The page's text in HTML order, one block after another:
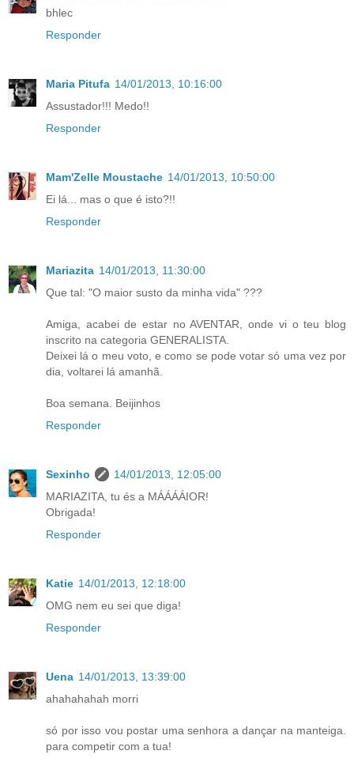
bhlec
Responder
Maria Pitufa 14/01/2013, 10:16:00
Assustador!!! Medo!!
Responder
Mam'Zelle Moustache 14/01/2013, 10:50:00
Ei lá... mas o que é isto?!!
Responder
Mariazita 14/01/2013, 11:30:00
Que tal: "O maior susto da minha vida" ???
Amiga, acabei de estar no AVENTAR, onde vi o teu blog
inscrito na categoria GENERALISTA.
Deixei lá o meu voto, e como se pode votar só uma vez por
dia, voltarei lá amanhã.
Boa semana. Beijinhos
Responder
Sexinho
14/01/2013, 12:05:00
MARIAZITA, tu és a MÁÁÁÁIOR!
Obrigada!
Responder
Katie 14/01/2013, 12:18:00
OMG nem eu sei que diga!
Responder
Uena 14/01/2013, 13:39:00
ahahahahah morri
só por isso vou postar uma senhora a dançar na manteiga.
para competir com a tua!